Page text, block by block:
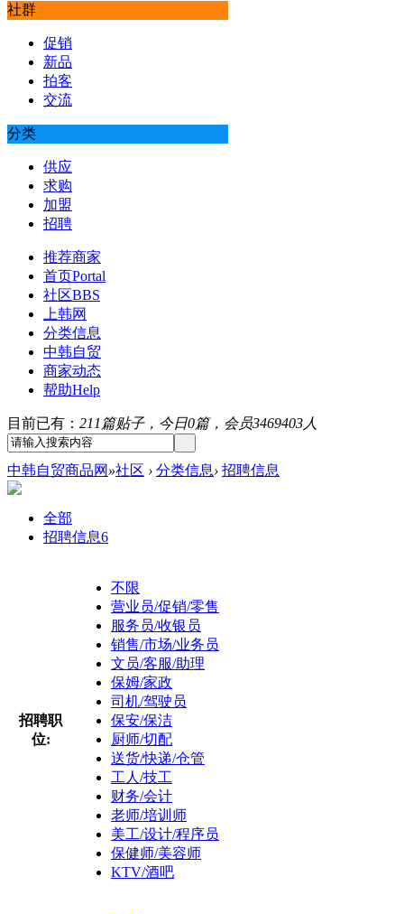
社群
促销
新品
拍客
交流
分类
供应
求购
加盟
招聘
推荐商家
首页Portal
社区BBS
上韩网
分类信息
中韩自贸
商家动态
帮助Help
目前已有： 211篇贴子，今日0篇，会员3469403人
中韩自贸商品网 »社区 › 分类信息› 招聘信息
全部
招聘信息6
招聘职
位:
不限
营业员/促销/零售
服务员/收银员
销售/市场/业务员
文员/客服/助理
保姆/家政
司机/驾驶员
保安/保洁
厨师/切配
送货/快递/仓管
工人/技工
财务/会计
老师/培训师
美工/设计/程序员
保健师/美容师
KTV/酒吧